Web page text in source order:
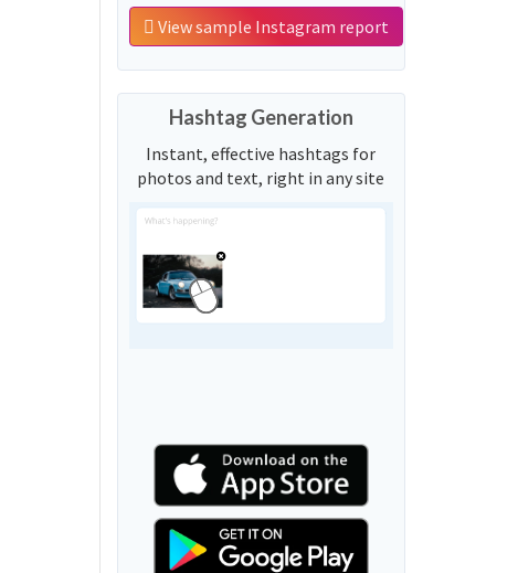
View sample Instagram report
Hashtag Generation
Instant, effective hashtags for
photos and text, right in any site